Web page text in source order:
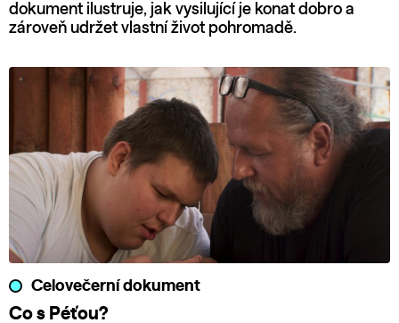
dokument ilustruje, jak vysilující je konat dobro a
zároveň udržet vlastní život pohromadě.
Celovečerní dokument
Co s Péťou?